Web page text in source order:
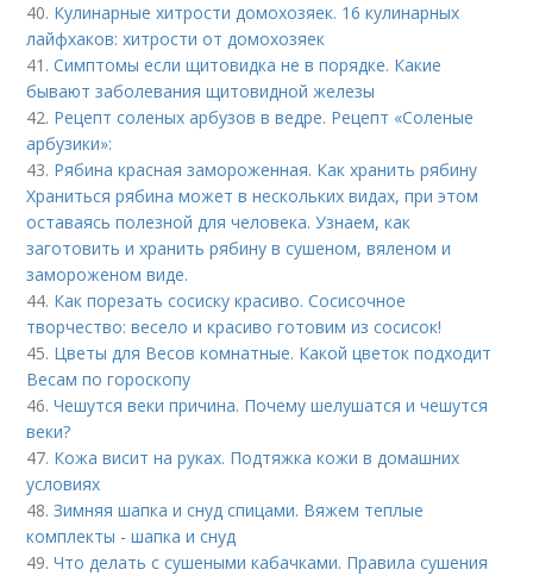
40. Кулинарные хитрости домохозяек. 16 кулинарных
лайфхаков: хитрости от домохозяек
41.Симптомы если щитовидка не в порядке. Какие
бывают заболевания щитовидной железы
42. Рецепт соленых арбузов в ведре. Рецепт «Соленые
арбузики»:
43. Рябина красная замороженная. Как хранить рябину
Храниться рябина может в нескольких видах, при этом
оставаясь полезной для человека. Узнаем, как
заготовить и хранить рябину в сушеном, вяленом и
замороженом виде.
44. Как порезать сосиску красиво. Сосисочное
творчество: весело и красиво готовим из сосисок!
45. Цветы для Весов комнатные. Какой цветок подходит
Весам по гороскопу
46.Чешутся веки причина. Почему шелушатся и чешутся
веки?
47. Кожа висит на руках. Подтяжка кожи в домашних
условиях
48.Зимняя шапка и снуд спицами. Вяжем теплые
комплекты - шапка и снуд
49.Что делать с сушеными кабачками. Правила сушения